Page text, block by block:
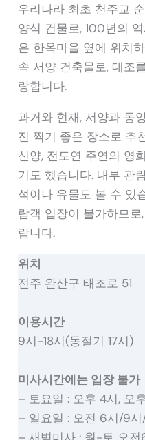
우리나라 최초 천주교
양식 건물로, 100년의
은 한옥마을 옆에 위치
속 서양 건축물로, 대조
랑합니다.
과거와 현재, 서양과 동
진 찍기 좋은 장소로 추
신양, 전도연 주연의 영
기도 했습니다. 내부 관
석이나 유물도 볼 수 있
람객 입장이 불가하므
랍니다.
위치
전주 완산구 태조로 51
이용시간
9시-18시(동절기 17시)
미사시간에는 입장 불가
– 토요일 : 오후 4시, 오
– 일요일 : 오전 6시/9